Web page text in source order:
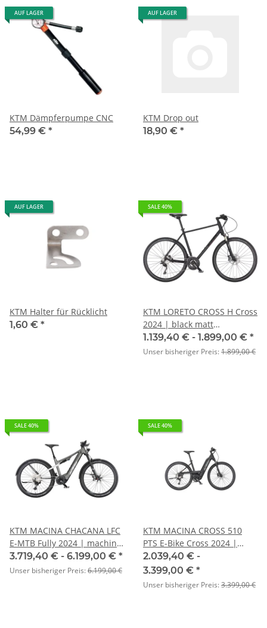
AUF LAGER
KTM Dämpferpumpe CNC
54,99 € *
AUF LAGER
KTM Drop out
18,90 € *
AUF LAGER
KTM Halter für Rücklicht
1,60 € *
SALE 40%
KTM LORETO CROSS H Cross
2024 | black matt
(orange+black glossy)
1.139,40 € - 1.899,00 € *
Unser bisheriger Preis:1.899,00 €
SALE 40%
KTM MACINA CHACANA LFC
E-MTB Fully 2024 | machine
grey matt (white)
3.719,40 € - 6.199,00 € *
Unser bisheriger Preis:6.199,00 €
SALE 40%
KTM MACINA CROSS 510
PTS E-Bike Cross 2024 |
black matt (grey+orange)
2.039,40 € -
3.399,00 € *
Unser bisheriger Preis:3.399,00 €